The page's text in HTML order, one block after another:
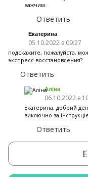
важчим.
Ответить
Екатерина
05.10.2022 в 09:27
подскажите, пожалуйста,
экспресс-восстановления?
Ответить
Аліна
06.10.2022 в
Екатерина, добрий
виключно за
Ответить